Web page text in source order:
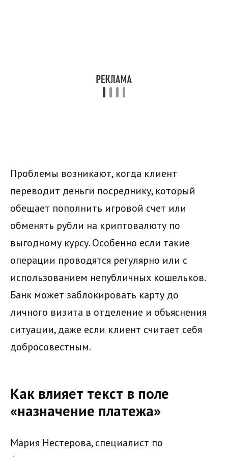
Проблемы возникают, когда клиент
переводит деньги посреднику, который
обещает пополнить игровой счет или
обменять рубли на криптовалюту по
выгодному курсу. Особенно если такие
операции проводятся регулярно или с
использованием непубличных кошельков.
Банк может заблокировать карту до
личного визита в отделение и объяснения
ситуации, даже если клиент считает себя
добросовестным.
Как влияет текст в поле
«назначение платежа»
Мария Нестерова, специалист по